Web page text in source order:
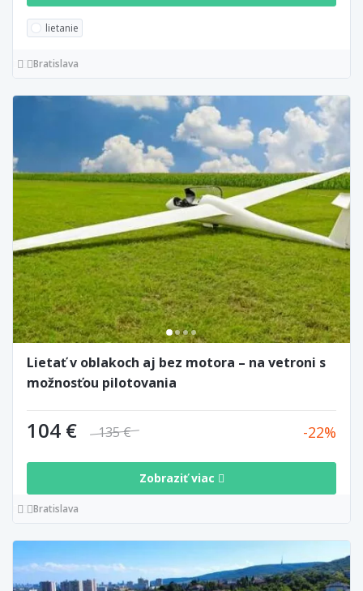
lietanie
Bratislava
Lietať v oblakoch aj bez motora – na vetroni s
možnosťou pilotovania
104 € 135 € 22
Zobraziť viac
Bratislava